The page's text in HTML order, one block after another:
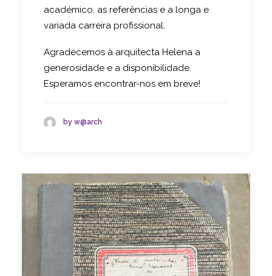
académico, as referências e a longa e
variada carreira profissional.
Agradecemos à arquitecta Helena a
generosidade e a disponibilidade.
Esperamos encontrar-nos em breve!
by w@arch